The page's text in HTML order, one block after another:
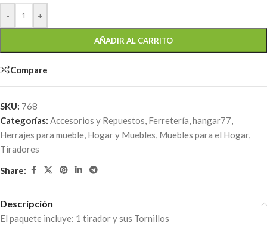
- +
AÑADIR AL CARRITO
Compare
SKU: 768
Categorías: Accesorios y Repuestos, Ferretería,hangar77,
Herrajes para mueble, Hogar y Muebles, Muebles para el Hogar,
Tiradores
Share:
Descripción
El paquete incluye: 1 tirador y sus Tornillos